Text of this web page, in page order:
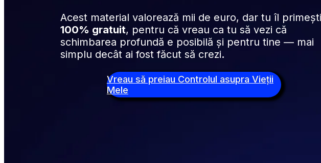
100% gratuit, pentru că vreau ca tu să vezi că
schimbarea profundă e posibilă și pentru tine — mai
simplu decât ai fost făcut să crezi.
Vreau să preiau Controlul asupra Vieții
Mele